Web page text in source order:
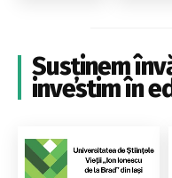
Susținem
investim în